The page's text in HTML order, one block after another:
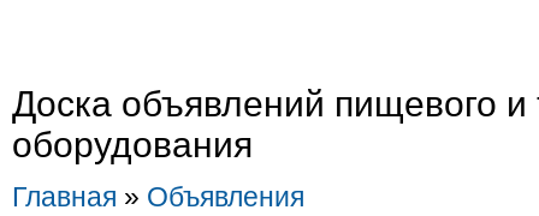
Доска объявлений пищевого и
оборудования
Главная » Объявления